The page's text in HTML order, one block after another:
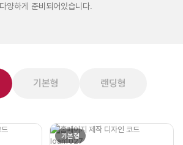
다양하게 준비되어있습니다.
기본형 랜딩형
기본형